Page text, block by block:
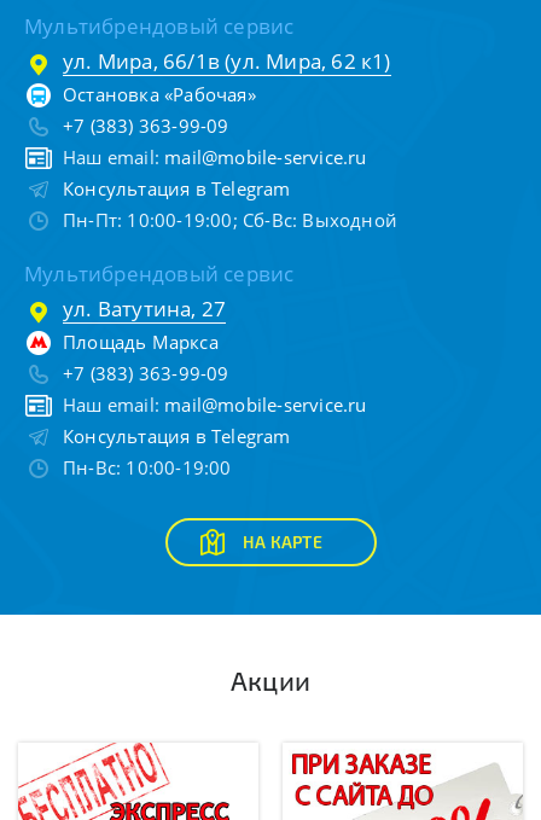
Мультибрендовый сервис
ул. Мира, 66/1в (ул. Мира, 62 к1)
Остановка «Рабочая»
+7 (383) 363-99-09
Наш email: mail@mobile-service.ru
Консультация в Telegram
Пн-Пт: 10:00-19:00; Сб-Вс: Выходной
Мультибрендовый сервис
ул. Ватутина, 27
Площадь Маркса
+7 (383) 363-99-09
Наш email: mail@mobile-service.ru
Консультация в Telegram
Пн-Вс: 10:00-19:00
НА КАРТЕ
Акции